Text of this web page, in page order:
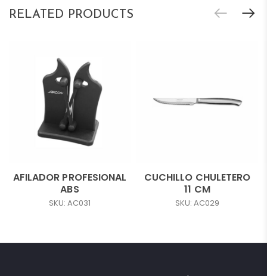
RELATED PRODUCTS
AFILADOR PROFESIONAL
ABS
SKU: AC031
CUCHILLO CHULETERO
11 CM
SKU: AC029